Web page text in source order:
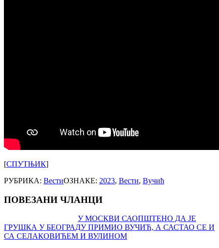
[СПУТЊИК]
РУБРИКА: ВестиОЗНАКЕ: 2023, Вести, Вучић
ПОВЕЗАНИ ЧЛАНЦИ
У МОСКВИ САОПШТЕНО ДА ЈЕ
ГРУШКА У БЕОГРАДУ ПРИМИО ВУЧИЋ, А САСТАО СЕ И
СА СЕЛАКОВИЋЕМ И ВУЛИНОМ
navigation